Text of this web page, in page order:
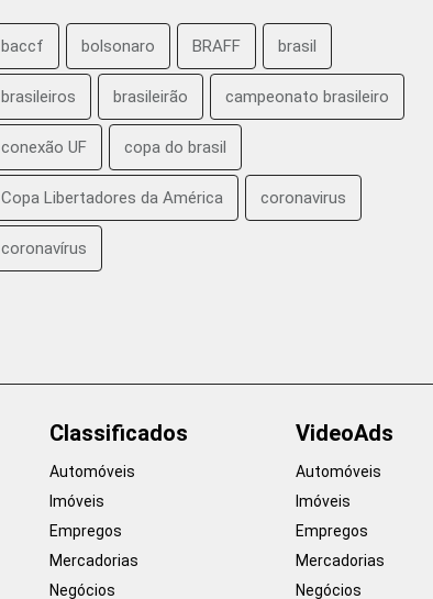
baccf bolsonaro BRAFF brasil
brasileiros brasileirão campeonato brasileiro
conexão UF copa do brasil
Copa Libertadores da América coronavirus
coronavírus
Classificados
Automóveis
Imóveis
Empregos
Mercadorias
Negócios
VideoAds
Automóveis
Imóveis
Empregos
Mercadorias
Negócios